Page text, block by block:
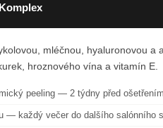
mléčnou, hyaluronovou a
hroznového vína a vitamín E.
peeling — 2 týdny před
— každý večer do dalšího salónního